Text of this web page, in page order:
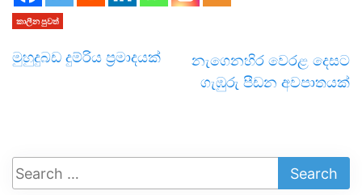
කාලීන පුවත්
මුහුදුබඩ දුම්රිය ප්‍රමාදයක්
නැගෙනහිර වෙරළ දෙසට
ගැඹුරු පීඩන අවපාතයක්